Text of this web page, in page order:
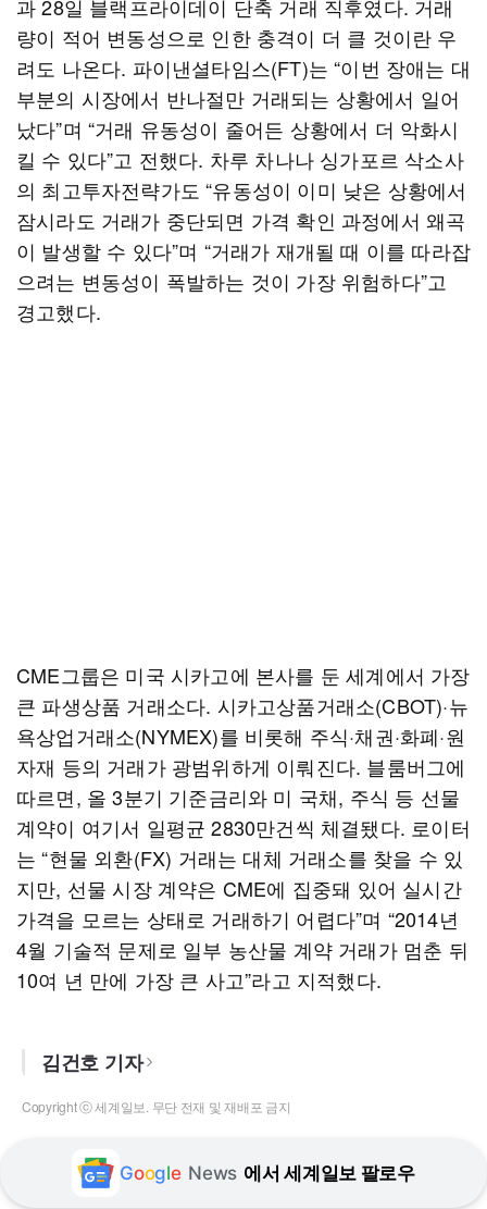
과 28일 블랙프라이데이 단축 거래 직후였다. 거래
량이 적어 변동성으로 인한 충격이 더 클 것이란 우
려도 나온다. 파이낸셜타임스(FT)는 “이번 장애는 대
부분의 시장에서 반나절만 거래되는 상황에서 일어
났다”며 “거래 유동성이 줄어든 상황에서 더 악화시
킬 수 있다”고 전했다. 차루 차나나 싱가포르 삭소사
의 최고투자전략가도 “유동성이 이미 낮은 상황에서
잠시라도 거래가 중단되면 가격 확인 과정에서 왜곡
이 발생할 수 있다”며 “거래가 재개될 때 이를 따라잡
으려는 변동성이 폭발하는 것이 가장 위험하다”고
경고했다.
CME그룹은 미국 시카고에 본사를 둔 세계에서 가장
큰 파생상품 거래소다. 시카고상품거래소(CBOT)·뉴
욕상업거래소(NYMEX)를 비롯해 주식·채권·화폐·원
자재 등의 거래가 광범위하게 이뤄진다. 블룸버그에
따르면, 올 3분기 기준금리와 미 국채, 주식 등 선물
계약이 여기서 일평균 2830만건씩 체결됐다. 로이터
는 “현물 외환(FX) 거래는 대체 거래소를 찾을 수 있
지만, 선물 시장 계약은 CME에 집중돼 있어 실시간
가격을 모르는 상태로 거래하기 어렵다”며 “2014년
4월 기술적 문제로 일부 농산물 계약 거래가 멈춘 뒤
10여 년 만에 가장 큰 사고”라고 지적했다.
김건호 기자
Copyright ⓒ 세계일보. 무단 전재 및 재배포 금지
Google News 에서 세계일보 팔로우